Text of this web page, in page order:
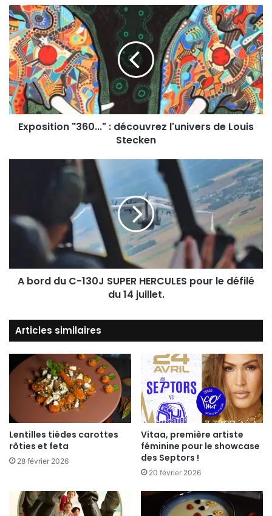
Exposition "360..." : découvrez l'univers de Louis
Stecken
A bord du C-130J SUPER HERCULES pour le défilé
du 14 juillet.
Articles similaires
Lentilles tièdes carottes
rôties et feta
28 février 2026
Vitaa, première artiste
féminine pour le showcase
des Septors !
20 février 2026